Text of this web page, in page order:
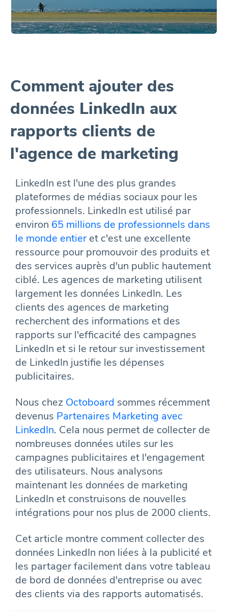
Comment ajouter des
données LinkedIn aux
rapports clients de
l'agence de marketing
LinkedIn est l'une des plus grandes
plateformes de médias sociaux pour les
professionnels. LinkedIn est utilisé par
environ 65 millions de professionnels dans
le monde entier et c'est une excellente
ressource pour promouvoir des produits et
des services auprès d'un public hautement
ciblé. Les agences de marketing utilisent
largement les données LinkedIn. Les
clients des agences de marketing
recherchent des informations et des
rapports sur l'efficacité des campagnes
LinkedIn et si le retour sur investissement
de LinkedIn justifie les dépenses
publicitaires.
Nous chez Octoboard sommes récemment
devenus Partenaires Marketing avec
LinkedIn. Cela nous permet de collecter de
nombreuses données utiles sur les
campagnes publicitaires et l'engagement
des utilisateurs. Nous analysons
maintenant les données de marketing
LinkedIn et construisons de nouvelles
intégrations pour nos plus de 2000 clients.
Cet article montre comment collecter des
données LinkedIn non liées à la publicité et
les partager facilement dans votre tableau
de bord de données d'entreprise ou avec
des clients via des rapports automatisés.